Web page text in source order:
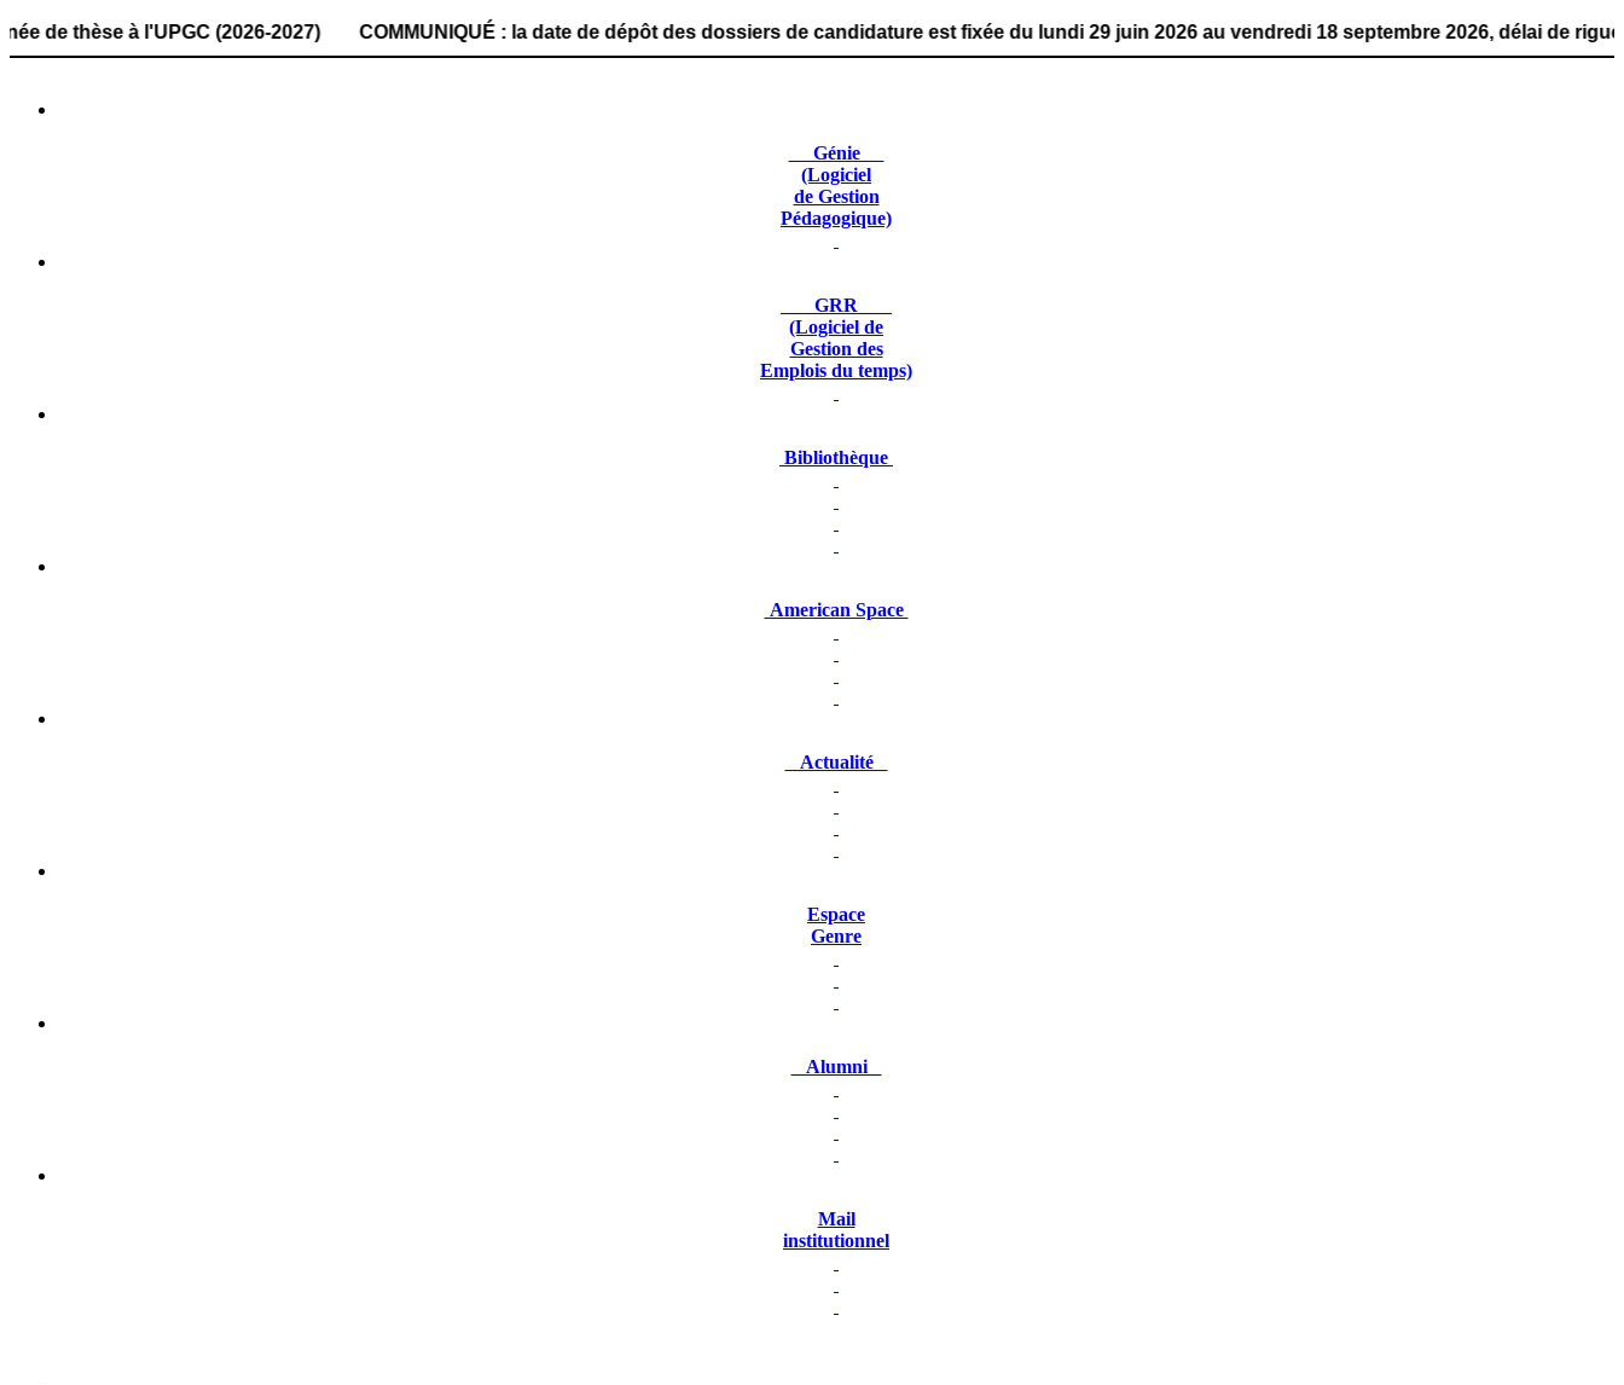
à l'UPGC (2026-2027) COMMUNIQUÉ : la date de dépôt des dossiers de candidature est fixée du lundi 29 juin 2026 au vendredi 18 septembre 2026, délai de
Génie
(Logiciel
de Gestion
Pédagogique)
GRR
(Logiciel de
Gestion des
Emplois du temps)
Bibliothèque
American Space
Actualité
Espace
Genre
Alumni
Mail
institutionnel